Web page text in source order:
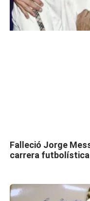
Falleció Jorge
carrera futbolística